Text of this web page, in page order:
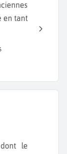
en tant